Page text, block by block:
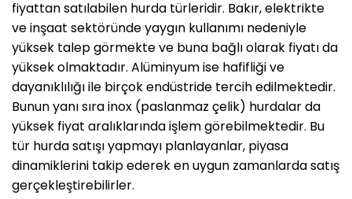
fiyattan satılabilen hurda türleridir. Bakır, elektrikte
ve inşaat sektöründe yaygın kullanımı nedeniyle
yüksek talep görmekte ve buna bağlı olarak fiyatı da
yüksek olmaktadır. Alüminyum ise hafifliği ve
dayanıklılığı ile birçok endüstride tercih edilmektedir.
Bunun yanı sıra inox (paslanmaz çelik) hurdalar da
yüksek fiyat aralıklarında işlem görebilmektedir. Bu
tür hurda satışı yapmayı planlayanlar, piyasa
dinamiklerini takip ederek en uygun zamanlarda satış
gerçekleştirebilirler.